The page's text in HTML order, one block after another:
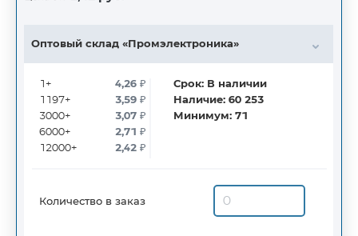
Оптовый склад «Промэлектроника»
1+
1197+
3000+
6000+
12000+
4,26₽
3,59₽
3,07₽
2,71₽
2,42₽
Срок: В наличии
Наличие:60 253
Минимум:71
Количество в заказ